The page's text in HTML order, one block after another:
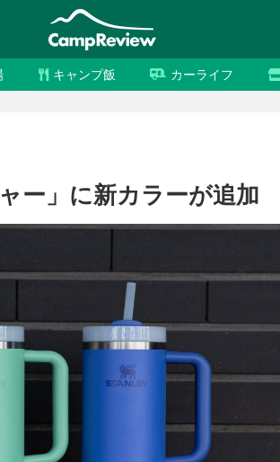
キャンプ飯 カーライフ
ー」に新カラーが追加